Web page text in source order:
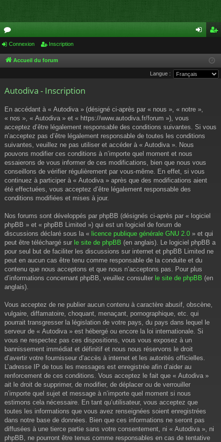
or
u
s
cri
pti
Connexion Inscription
Accueil du forum
Langue :
Autodiva - Inscription
En accédant à « Autodiva » (désigné ci-après par « nous », « notre »,
« nos », « Autodiva » et « https://www.autodiva.fr/forum »), vous
acceptez d’être légalement responsable des conditions suivantes. Si vous
n’acceptez pas d’être légalement responsable de toutes les conditions
suivantes, veuillez ne pas utiliser et accéder à « Autodiva ». Nous
pouvons modifier ces conditions à n’importe quel moment et nous
essaierons de vous informer de ces modifications, bien que nous vous
conseillons de vérifier régulièrement par vous-même. En effet, si vous
continuez à participer à « Autodiva » après que des modifications aient
été effectuées, vous acceptez d’être légalement responsable des
conditions modifiées et mises à jour.
Nos forums sont développés par phpBB (désignés ci-après par « logiciel
phpBB » et « phpBB Limited ») qui est un logiciel de forum de
discussions déclaré sous la « licence publique générale GNU 2.0 » et qui
peut être téléchargé sur le site de phpBB (en anglais). Le logiciel phpBB a
pour seul but de faciliter les discussions sur internet et phpBB Limited ne
peut en aucun cas être tenu comme responsable de la conduite et du
contenu que nous acceptons et que nous n’acceptons pas. Pour plus
d’informations concernant phpBB, veuillez consulter le site de phpBB (en
anglais).
Vous acceptez de ne publier aucun contenu à caractère abusif, obscène,
vulgaire, diffamatoire, choquant, menaçant, pornographique, etc. qui
pourrait transgresser la législation de votre pays, du pays dans lequel le
serveur de « Autodiva » est hébergé ou encore la loi internationale. Si
vous ne respectez pas ces dispositions, vous vous exposez à un
bannissement immédiat et définitif et nous nous réservons le droit
d’avertir votre fournisseur d’accès à internet et les autorités officielles.
L’adresse IP de tous les messages est enregistrée afin d’aider au
renforcement de ces conditions. Vous acceptez le fait que « Autodiva »
ait le droit de supprimer, de modifier, de déplacer ou de verrouiller
n’importe quel sujet et message à n’importe quel moment si nous
estimons cela nécessaire. En tant qu’utilisateur, vous acceptez que
toutes les informations que vous avez renseignées soient enregistrées
dans notre base de données. Bien que ces informations ne seront pas
diffusées à une tierce partie sans votre consentement, ni « Autodiva », ni
phpBB, ne pourront être tenus comme responsables en cas de tentative